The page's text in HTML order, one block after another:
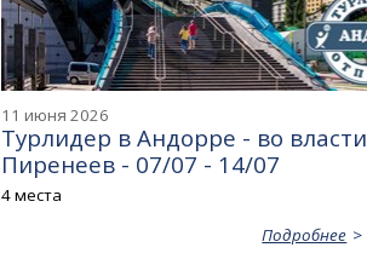
11 июня 2026
Турлидер в Андорре - во власти
Пиренеев - 07/07 - 14/07
4 места
Подробнее